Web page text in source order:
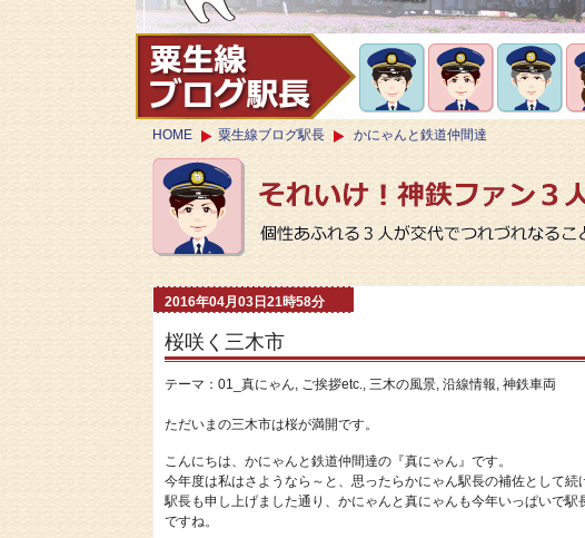
HOME 粟生線ブログ駅長 かにゃんと鉄道仲間達
2016年04月03日21時58分
桜咲く三木市
テーマ： 01_真にゃん, ご挨拶etc., 三木の風景, 沿線情報, 神鉄車両
ただいまの三木市は桜が満開です。
こんにちは、かにゃんと鉄道仲間達の『真にゃん』です。
今年度は私はさようなら～と、思ったらかにゃん駅長の補佐として
駅長も申し上げました通り、かにゃんと真にゃんも今年いっぱいで
ですね。